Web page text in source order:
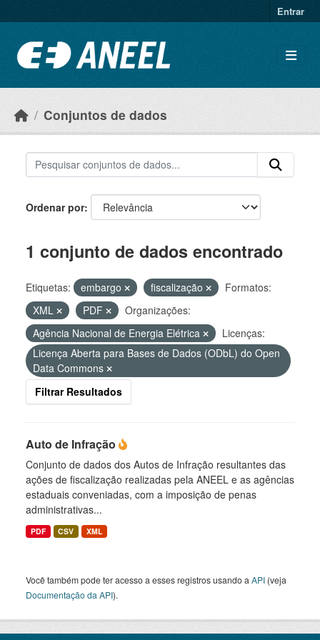
Entrar
Conjuntos de dados
Ordenar por
1 conjunto de dados encontrado
Etiquetas: embargo fiscalização
Formatos:
XML
PDF
Organizações:
Agência Nacional de Energia Elétrica
Licenças:
Licença Aberta para Bases de Dados (ODbL) do Open
Data Commons
Filtrar Resultados
Auto de Infração
Conjunto de dados dos Autos de Infração resultantes das
ações de fiscalização realizadas pela ANEEL e as agências
estaduais conveniadas, com a imposição de penas
administrativas...
PDF CSV XML
Você também pode ter acesso a esses registros usando a API (veja
Documentação da API).